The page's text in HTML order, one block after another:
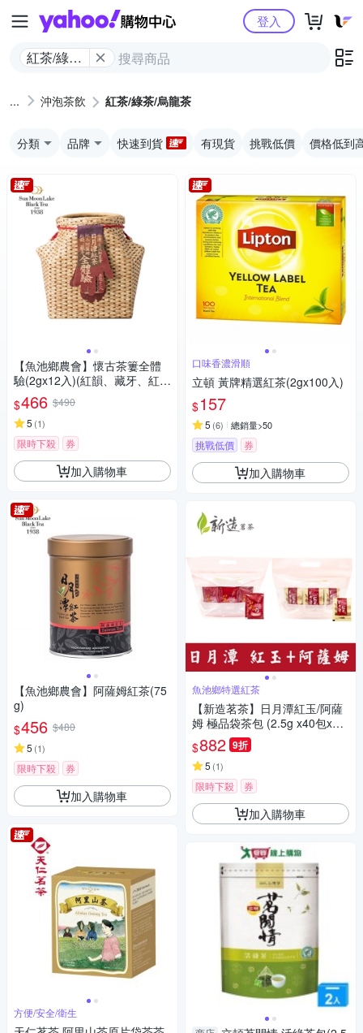
Yahoo購物中心
紅茶/綠茶/
登入
沖泡茶飲 紅茶/綠茶/烏龍茶
分類 品牌 快速到貨 有現貨 挑戰低價 價格低到
【魚池鄉農會】懷古茶簍全體
驗(2gx12入)(紅韻、藏牙、紅
玉、阿薩姆)
$466 $490
5 (1)
限時下殺 券
加入購物車
【魚池鄉農會】阿薩姆紅茶(75
g)
$456 $480
5 (1)
限時下殺 券
加入購物車
方便/安全/衛生
口味香濃滑順
立頓 黃牌精選紅茶(2gx100入)
$157
5 (6) 總銷量>50
挑戰低價 券
加入購物車
魚池鄉特選紅茶
【新造茗茶】日月潭紅玉/阿薩
姆 極品袋茶包 (2.5g x40包x2
袋)
$882 9折
5 (1)
限時下殺 券
加入購物車